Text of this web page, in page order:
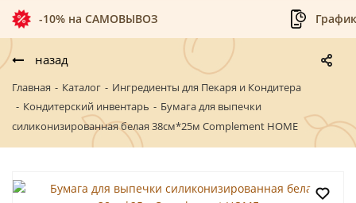
График приёма заказов
назад
Главная - Каталог - Ингредиенты для Пекаря и Кондитера
- Кондитерский инвентарь - Бумага для выпечки
силиконизированная белая 38см*25м Complement HOME